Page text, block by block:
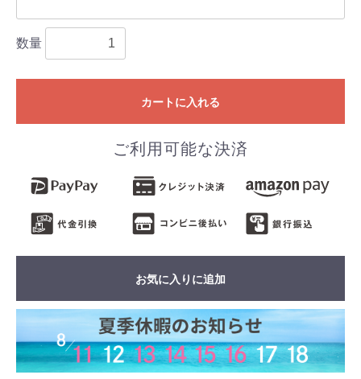
数量
カートに入れる
ご利用可能な決済
お気に入りに追加